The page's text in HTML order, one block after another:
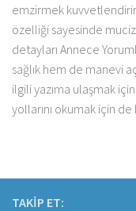
emzirmek
özelliği sayesinde
detayları Annece
sağlık hem de manevi
ilgili yazıma ulaşmak
yollarını okumak için de
TAKİP ET: